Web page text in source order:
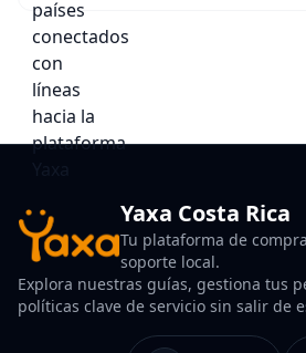
Yaxa Costa Rica
Tu plataforma de
soporte local.
Explora nuestras guías, gestiona tus
políticas clave de servicio sin salir de